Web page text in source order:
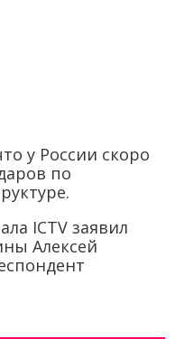
у России скоро
по
ICTV заявил
Алексей